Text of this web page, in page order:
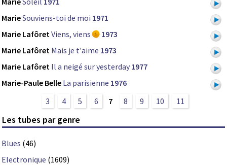
MarieSouviens-toi de moi 1971
Marie LafôretViens, viens
1973
Marie Lafôret Mais je t'aime 1973
Marie Lafôret Il a neigé sur yesterday 1977
Marie-Paule Belle La parisienne 1976
3
4 5 6 7 8 9 10 11
Les tubes par genre
Blues (46)
Electronique (1609)